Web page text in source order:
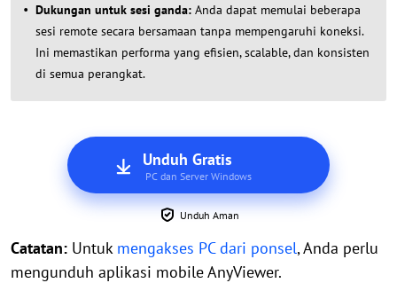
Dukungan untuk sesi ganda: Anda dapat memulai beberapa
sesi remote secara bersamaan tanpa mempengaruhi koneksi.
Ini memastikan performa yang efisien, scalable, dan konsisten
di semua perangkat.
Unduh Gratis
PC dan Server Windows
Unduh Aman
Catatan: Untuk mengakses PC dari ponsel, Anda perlu
mengunduh aplikasi mobile AnyViewer.